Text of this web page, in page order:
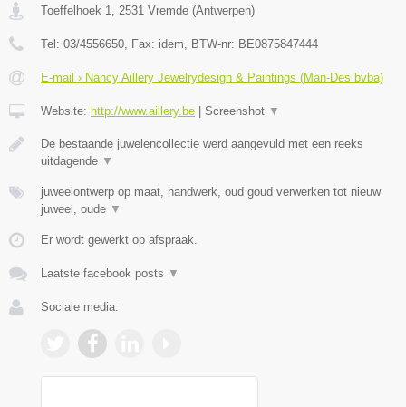
Toeffelhoek 1 2531 Vremde (Antwerpen)
Tel: 03/4556650 , Fax: idem , BTW-nr: BE0875847444
E-mail › Nancy Aillery Jewelrydesign & Paintings (Man-Des bvba)
Website: http://www.aillery.be | Screenshot ▼
De bestaande juwelencollectie werd aangevuld met een reeks
uitdagende ▼
juweelontwerp op maat, handwerk, oud goud verwerken tot nieuw
juweel, oude ▼
Er wordt gewerkt op afspraak.
Laatste facebook posts ▼
Sociale media: